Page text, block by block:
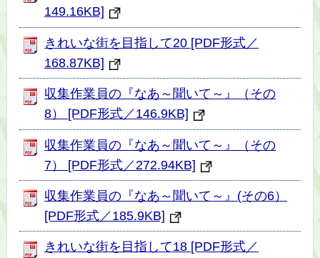
149.16KB]
きれいな街を目指して20 [PDF形式／
168.87KB]
収集作業員の『なあ～聞いて～』（その
8） [PDF形式／146.9KB]
収集作業員の『なあ～聞いて～』（その
7） [PDF形式／272.94KB]
収集作業員の『なあ～聞いて～』(その6）
[PDF形式／185.9KB]
きれいな街を目指して18 [PDF形式／